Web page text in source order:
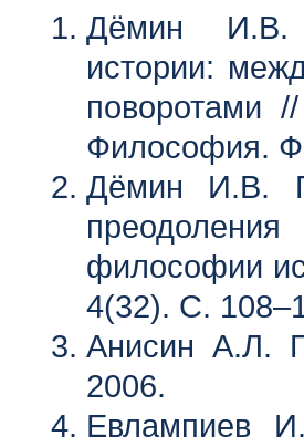
Дёмин И.В.
истории:
поворотами
Философия.
Дёмин И.В.
философии
4(32). С.
Анисин А.Л.
2006.
Евлампиев